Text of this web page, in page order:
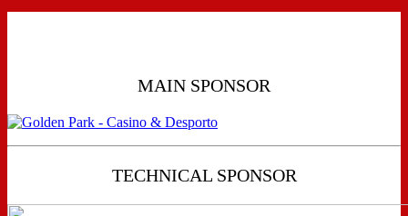
MAIN SPONSOR
TECHNICAL SPONSOR